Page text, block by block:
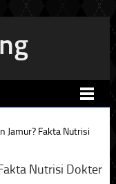
Jamur? Fakta Nutrisi
Nutrisi Dokter